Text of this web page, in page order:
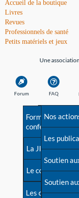
Accueil de la boutique
Livres
Revues
Professionnels de santé
Petits matériels et jeux
Une
Forum FAQ
Avant la
Les débuts
Une
Cas
Formations et
conférences
La JIA
Le congrès
Les dossiers
Nos
Les
Soutien
Soutien